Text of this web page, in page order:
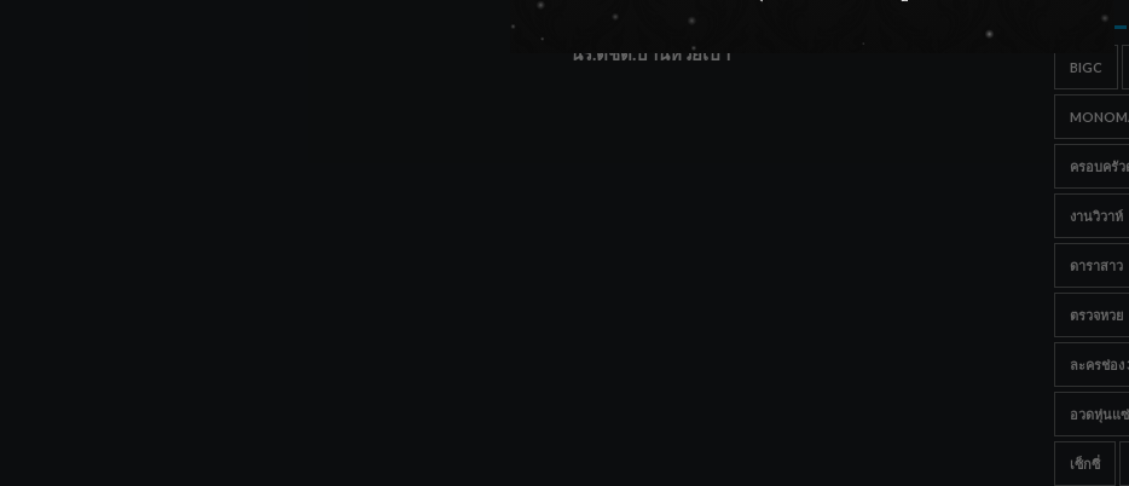
จากดอยห่างไกลสู่คลังโปรตีนสัตว์น้ำ ยกระดับคุณภาพชีวิต
นร.ตชด.บ้านห้วยเป้า
BIGC
ครอบครัว
งานวิวาห์
ดาราสาว
ตรวจหวย
ละครช่อง
อวดหุ่นแ
เซ็กซี่